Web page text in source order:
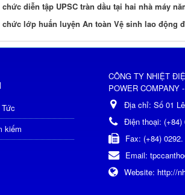
diễn tập UPSC tràn dầu tại hai nhà máy
lớp huấn luyện An toàn Vệ sinh lao động
kiếm
CÔNG TY NHIỆT
POWER COMPANY
Địa chỉ:Số 01
Điện thoại: (+84)
Fax: (+84)
Email:
Website: http://